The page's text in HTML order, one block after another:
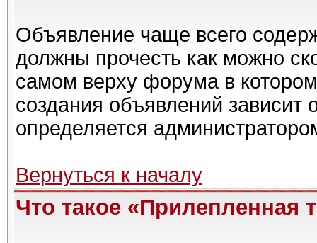
Объявление чаще всего
должны прочесть как можно
самом верху форума в
создания объявлений зависит
определяется
Вернуться к началу
Что такое «Прилепленная